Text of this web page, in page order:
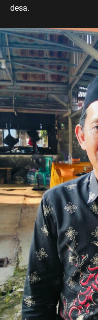
desa.